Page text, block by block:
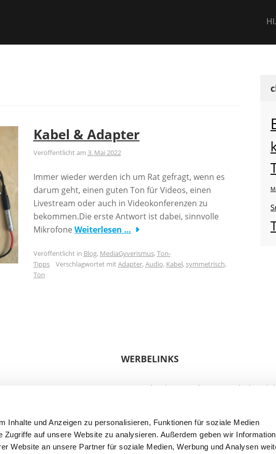
Inhalte und Anzeigen zu personalisieren, Funktionen für soziale Medien
Zugriffe auf unsere Website zu analysieren. Außerdem geben wir
Website an unsere Partner für soziale Medien, Werbung und Analysen
HI.
Kabel & Adapter
Veröffentlicht am 3. Mai 2022
Immer wieder werden ich um Rat gefragt, wenn es
darum geht, einen guten Ton für Videos, einen
Livestream oder auch in Videokonferenzen zu
bekommen.Die erste Antwort ist dabei, sinnvolle
Mikrofone Weiterlesen …
Veröffentlicht in Blog, MediaGyverismus, Ton-
Tipps
Verschlagwortet mitAdapter, Audio, Kabel, symmetrisch,
Ton
WERBELINKS
Bei mit * gekennzeichneten Links
Link. Kommt ein Verkauf zustande,
dir nur Produkte, die mich selbst
Vielen Dank für deinen Support!